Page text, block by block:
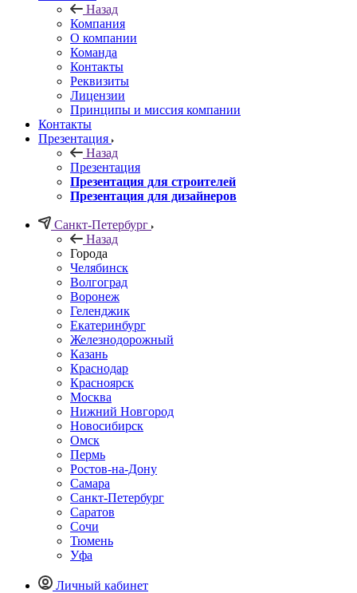
Назад
Компания
О компании
Команда
Контакты
Реквизиты
Лицензии
Принципы и миссия компании
Контакты
Презентация
Назад
Презентация
Презентация для строителей
Презентация для дизайнеров
Санкт-Петербург
Назад
Города
Челябинск
Волгоград
Воронеж
Геленджик
Екатеринбург
Железнодорожный
Казань
Краснодар
Красноярск
Москва
Нижний Новгород
Новосибирск
Омск
Пермь
Ростов-на-Дону
Самара
Санкт-Петербург
Саратов
Сочи
Тюмень
Уфа
Личный кабинет